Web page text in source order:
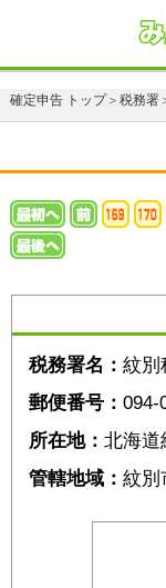
確定申告 トップ＞ 税務署
税務署名： 紋別
郵便番号： 094-
所在地： 北海道
管轄地域： 紋別